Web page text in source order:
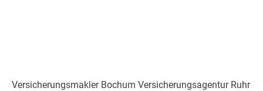
Versicherungsmakler Bochum Versicherungsagentur Ruhr